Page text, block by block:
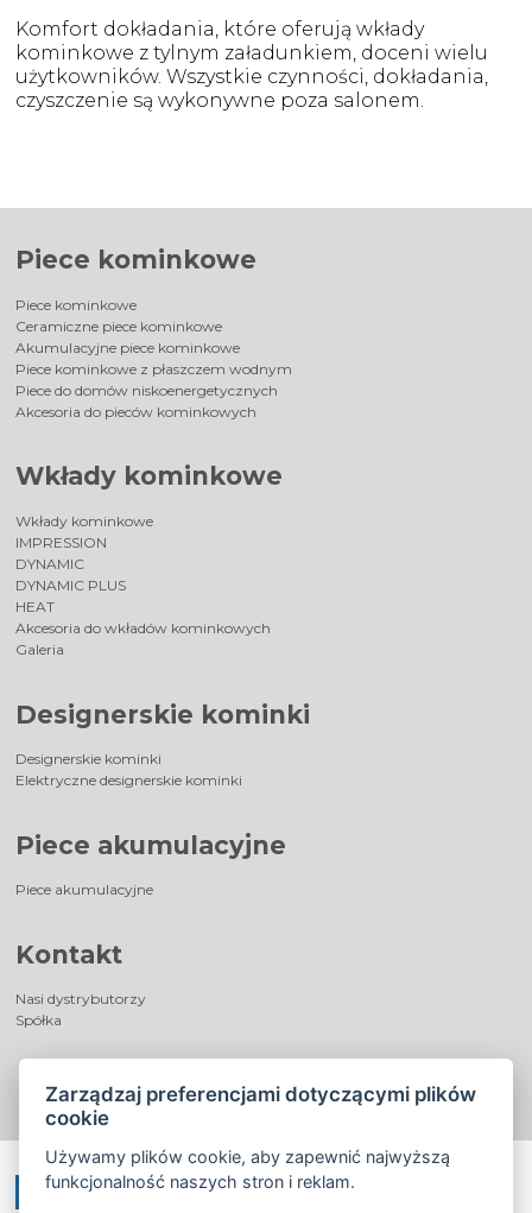
Komfort dokładania, które oferują wkłady
kominkowe z tylnym załadunkiem, doceni wielu
użytkowników. Wszystkie czynności, dokładania,
czyszczenie są wykonywne poza salonem.
Piece kominkowe
Piece kominkowe
Ceramiczne piece kominkowe
Akumulacyjne piece kominkowe
Piece kominkowe z płaszczem wodnym
Piece do domów niskoenergetycznych
Akcesoria do pieców kominkowych
Wkłady kominkowe
Wkłady kominkowe
IMPRESSION
DYNAMIC
DYNAMIC PLUS
HEAT
Akcesoria do wkładów kominkowych
Galeria
Designerskie kominki
Designerskie kominki
Elektryczne designerskie kominki
Piece akumulacyjne
Piece akumulacyjne
Kontakt
Nasi dystrybutorzy
Spółka
Zarządzaj preferencjami dotyczącymi plików
cookie
Używamy plików cookie, aby zapewnić najwyższą
funkcjonalność naszych stron i reklam.